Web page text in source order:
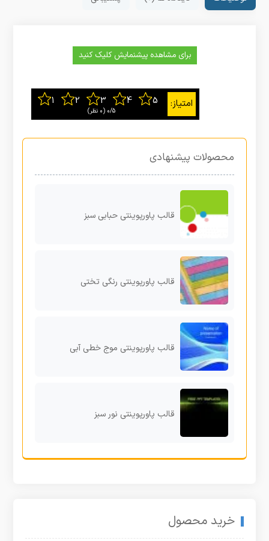
برای مشاهده پیشنمایش کلیک کنید
0/5 ‫(0 نظر)
محصولات پیشنهادی
قالب پاورپوینتی حبابی سبز
قالب پاورپوینتی رنگی تختی
قالب پاورپوینتی موج خطی آبی
قالب پاورپوینتی نور سبز
خرید محصول